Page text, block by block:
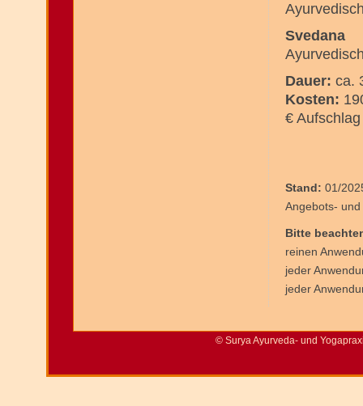
Svedana
Dauer: ca.
Kosten:
€ Aufschlag
Stand: 01/
Angebots-
Bitte
reinen
jeder
jeder
© Surya Ayurveda- und